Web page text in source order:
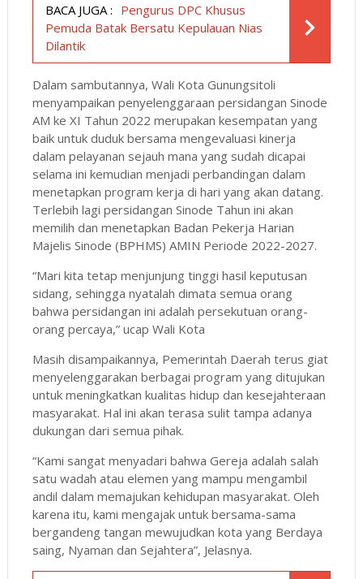
BACA JUGA : Pengurus DPC Khusus
Pemuda Batak Bersatu Kepulauan Nias
Dilantik
Dalam sambutannya, Wali Kota Gunungsitoli
menyampaikan penyelenggaraan persidangan Sinode
AM ke XI Tahun 2022 merupakan kesempatan yang
baik untuk duduk bersama mengevaluasi kinerja
dalam pelayanan sejauh mana yang sudah dicapai
selama ini kemudian menjadi perbandingan dalam
menetapkan program kerja di hari yang akan datang.
Terlebih lagi persidangan Sinode Tahun ini akan
memilih dan menetapkan Badan Pekerja Harian
Majelis Sinode (BPHMS) AMIN Periode 2022-2027.
“Mari kita tetap menjunjung tinggi hasil keputusan
sidang, sehingga nyatalah dimata semua orang
bahwa persidangan ini adalah persekutuan orang-
orang percaya,” ucap Wali Kota
Masih disampaikannya, Pemerintah Daerah terus giat
menyelenggarakan berbagai program yang ditujukan
untuk meningkatkan kualitas hidup dan kesejahteraan
masyarakat. Hal ini akan terasa sulit tampa adanya
dukungan dari semua pihak.
“Kami sangat menyadari bahwa Gereja adalah salah
satu wadah atau elemen yang mampu mengambil
andil dalam memajukan kehidupan masyarakat. Oleh
karena itu, kami mengajak untuk bersama-sama
bergandeng tangan mewujudkan kota yang Berdaya
saing, Nyaman dan Sejahtera”, Jelasnya.